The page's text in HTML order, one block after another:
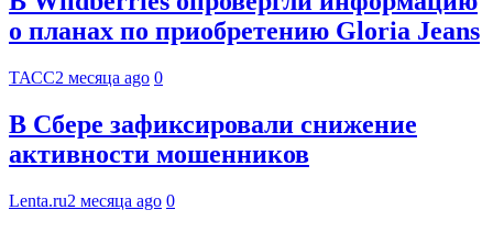
о планах по приобретению Gloria Jeans
ТАСС2 месяца ago 0
В Сбере зафиксировали снижение
активности мошенников
Lenta.ru2 месяца ago 0